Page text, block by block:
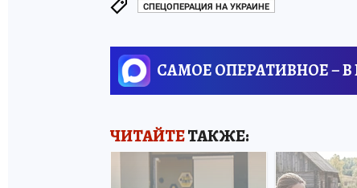
СПЕЦОПЕРАЦИЯ НА УКРАИНЕ
САМОЕ ОПЕРАТИВНОЕ –
ЧИТАЙТЕТАКЖЕ: